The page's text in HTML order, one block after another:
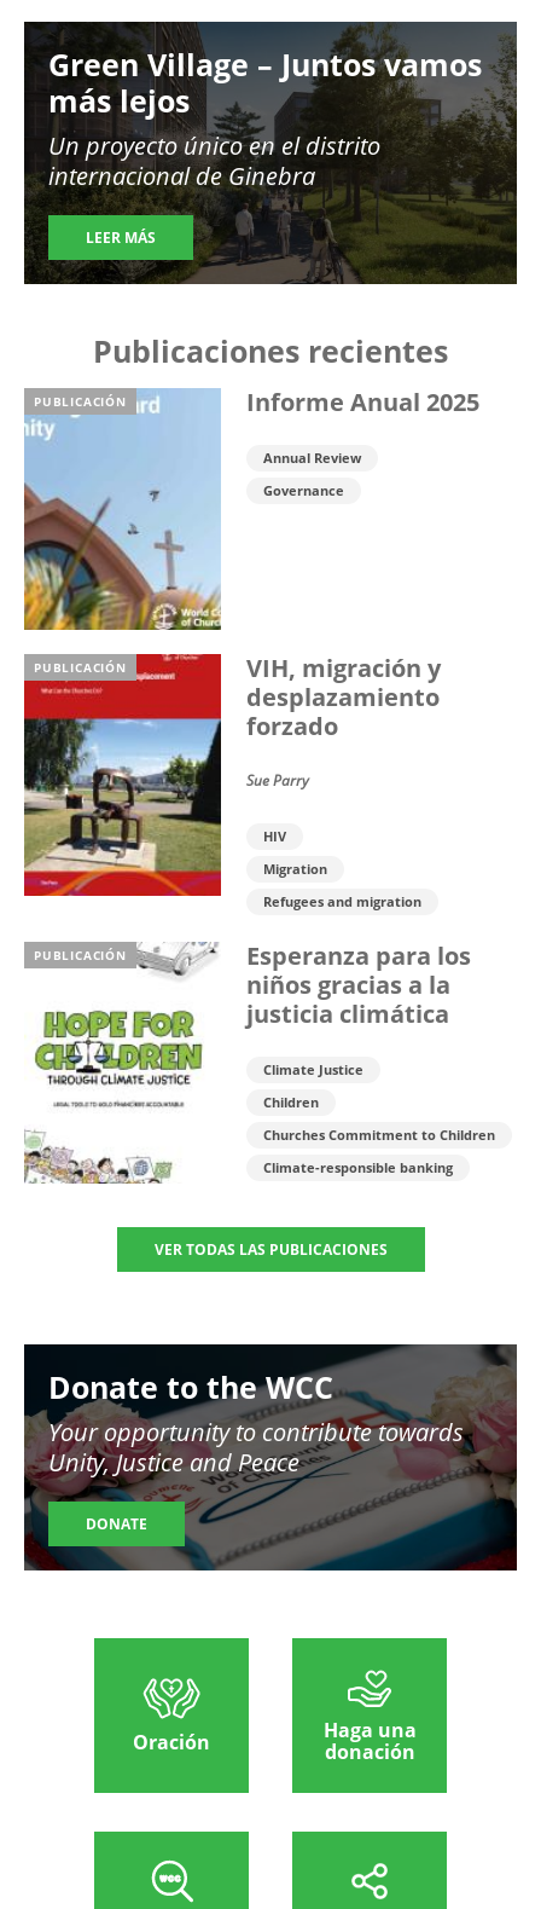
Image
Green Village – Juntos vamos
más lejos
Un proyecto único en el distrito
internacional de Ginebra
LEER MÁS
Publicaciones recientes
PUBLICACIÓN Informe Anual 2025
Annual Review
Governance
PUBLICACIÓN
VIH, migración y
desplazamiento
forzado
Sue Parry
HIV
Migration
Refugees and migration
PUBLICACIÓN
Esperanza para los
niños gracias a la
justicia climática
Climate Justice
Children
Churches Commitment to Children
Climate-responsible banking
VER TODAS LAS PUBLICACIONES
Donate to the WCC
Your opportunity to contribute towards
Unity, Justice and Peace
DONATE
Oración
Haga una
donación